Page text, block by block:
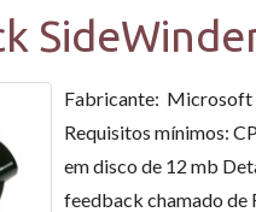
Fabricante: Microsoft
Requisitos mínimos:
em disco de 12 mb
feedback chamado de